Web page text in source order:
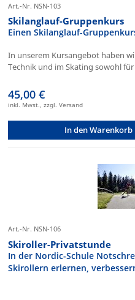
Art.-Nr. NSN-103
Skilanglauf-Gruppenkurs
Einen Skilanglauf-
In unserem Kursangebot haben
Technik und im Skating sowohl für
45,00 €
inkl. Mwst., zzgl. Versand
In den Warenkorb
Art.-Nr. NSN-106
Skiroller-Privatstunde
In der Nordic-Schule
Skirollern erlernen,